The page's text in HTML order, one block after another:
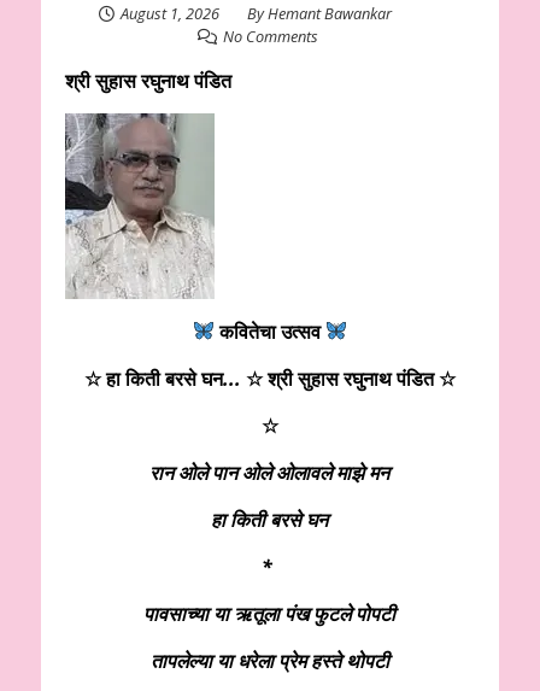
August 1, 2026 ByHemant Bawankar
No Comments
श्री सुहास रघुनाथ पंडित
कवितेचा उत्सव
☆ हा किती बरसे घन... ☆ श्री सुहास रघुनाथ पंडित☆
☆
रान ओले पान ओले ओलावले माझे मन
हा किती बरसे घन
*
पावसाच्या या ऋतूला पंख फुटले पोपटी
तापलेल्या या धरेला प्रेम हस्ते थोपटी